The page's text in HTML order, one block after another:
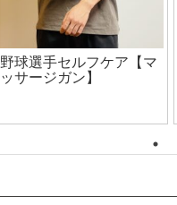
野球選手セルフケア【マ
ッサージガン】